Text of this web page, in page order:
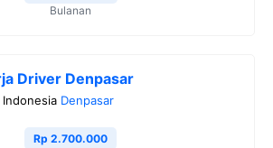
Bulanan
Driver Denpasar
Denpasar
Rp 2.700.000